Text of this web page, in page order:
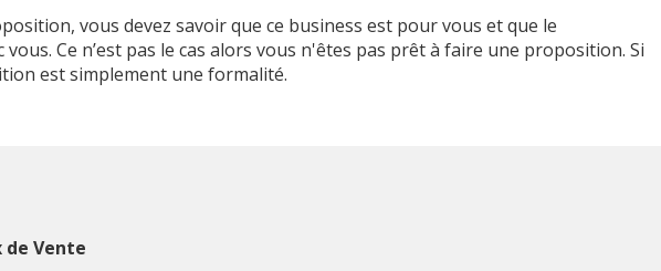
vous devez savoir que ce business est pour vous et que le
Ce n’est pas le cas alors vous n'êtes pas prêt à faire une proposition. Si
est simplement une formalité.
de Vente